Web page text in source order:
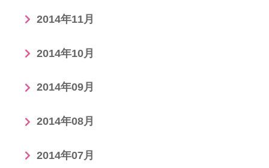
2014年11月
2014年10月
2014年09月
2014年08月
2014年07月